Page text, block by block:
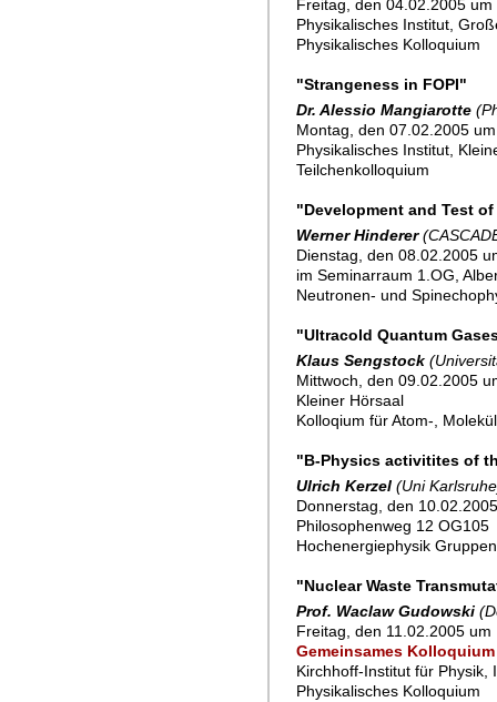
Freitag, den 04.02.2005
Physikalisches Institut,
Physikalisches Kolloquium
"Strangeness in FOPI"
Dr. Alessio Mangiarotte
Montag, den 07.02.2005
Physikalisches Institut,
Teilchenkolloquium
"Development and Test
Werner Hinderer
Dienstag, den 08.02.2005
im Seminarraum 1.OG,
Neutronen- und
"Ultracold Quantum
Klaus Sengstock
Mittwoch, den 09.02.2005
Kleiner Hörsaal
Kolloqium für Atom-,
"B-Physics activitites of
Ulrich Kerzel (Uni
Donnerstag, den
Philosophenweg 12 OG105
Hochenergiephysik
"Nuclear Waste
Prof. Waclaw Gudowski
Freitag, den 11.02.2005 um
Gemeinsames
Kirchhoff-Institut für Physik,
Physikalisches Kolloquium